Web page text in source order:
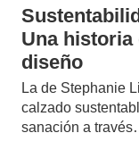
Una historia
diseño
La de Stephanie
calzado
sanación a